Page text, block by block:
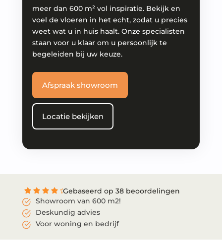
meer dan 600 m² vol inspiratie. Bekijk en
voel de vloeren in het echt, zodat u precies
weet wat u in huis haalt. Onze specialisten
staan voor u klaar om u persoonlijk te
begeleiden bij uw keuze.
Afspraak showroom
Locatie bekijken
Gebaseerd op 38 beoordelingen
Showroom van 600 m2!
Deskundig advies
Voor woning en bedrijf